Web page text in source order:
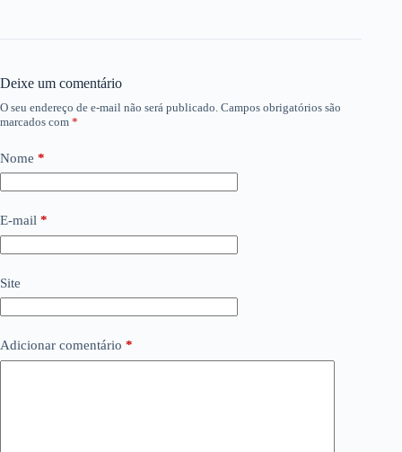
Deixe um comentário
O seu endereço de e-mail não será publicado. Campos obrigatórios são
marcados com *
Nome *
E-mail *
Site
Adicionar comentário *